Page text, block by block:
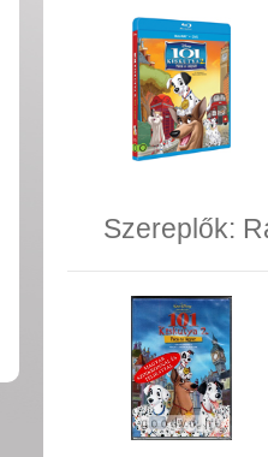
Szereplők: